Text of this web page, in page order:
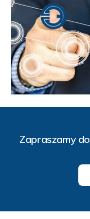
Zapraszamy do